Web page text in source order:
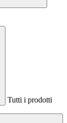
Tutti i prodotti